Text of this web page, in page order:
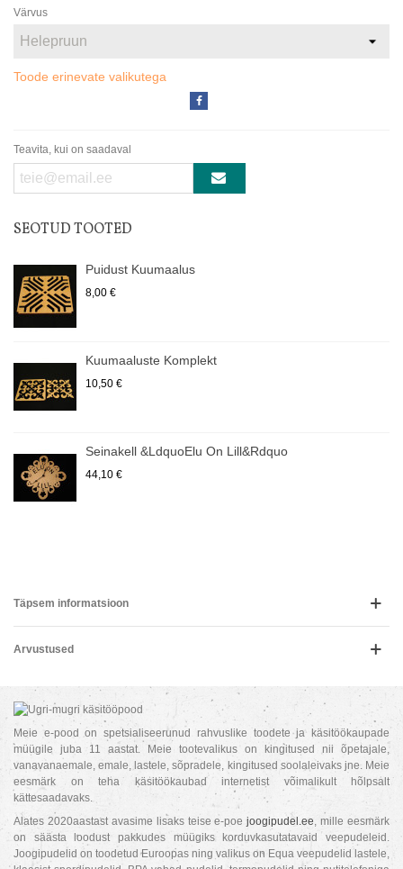
Värvus
Toode erinevate valikutega
Teavita, kui on saadaval
SEOTUD TOOTED
Puidust Kuumaalus
8,00 €
Kuumaaluste Komplekt
10,50 €
Seinakell &ldquoElu On Lill&rdquo
44,10 €
Täpsem informatsioon
Arvustused
Meie e-pood on spetsialiseerunud rahvuslike toodete ja käsitöökaupade
müügile juba 11 aastat. Meie tootevalikus on kingitused nii õpetajale,
vanavanaemale, emale, lastele, sõpradele, kingitused soolaleivaks jne. Meie
eesmärk on teha käsitöökaubad internetist võimalikult hõlpsalt
kättesaadavaks.
Alates 2020aastast avasime lisaks teise e-poejoogipudel.ee, mille eesmärk
on säästa loodust pakkudes müügiks korduvkasutatavaid veepudeleid.
Joogipudelid on toodetud Euroopas ning valikus on Equa veepudelid lastele,